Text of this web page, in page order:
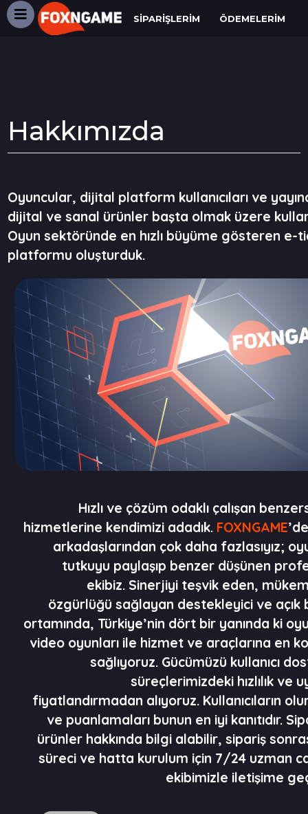
SIPARIŞLERIM ÖDEMELERIM
Hakkımızda
Oyuncular, dijital platform kullanıcıları ve
dijital ve sanal ürünler başta olmak üzere
Oyun sektöründe en hızlı büyüme gösteren
platformu oluşturduk.
Hızlı ve çözüm odaklı çalışan
hizmetlerine kendimizi adadık. FOXNGAME
arkadaşlarından çok daha fazlasıyız;
tutkuyu paylaşıp benzer düşünen
ekibiz. Sinerjiyi teşvik eden,
özgürlüğü sağlayan destekleyici ve açık
ortamında, Türkiye’nin dört bir yanında ki
video oyunları ile hizmet ve araçlarına en
sağlıyoruz. Gücümüzü kullanıcı
süreçlerimizdeki hızlılık ve
fiyatlandırmadan alıyoruz. Kullanıcıların
ve puanlamaları bunun en iyi kanıtıdır.
ürünler hakkında bilgi alabilir, sipariş
süreci ve hatta kurulum için 7/24 uzman
ekibimizle iletişime